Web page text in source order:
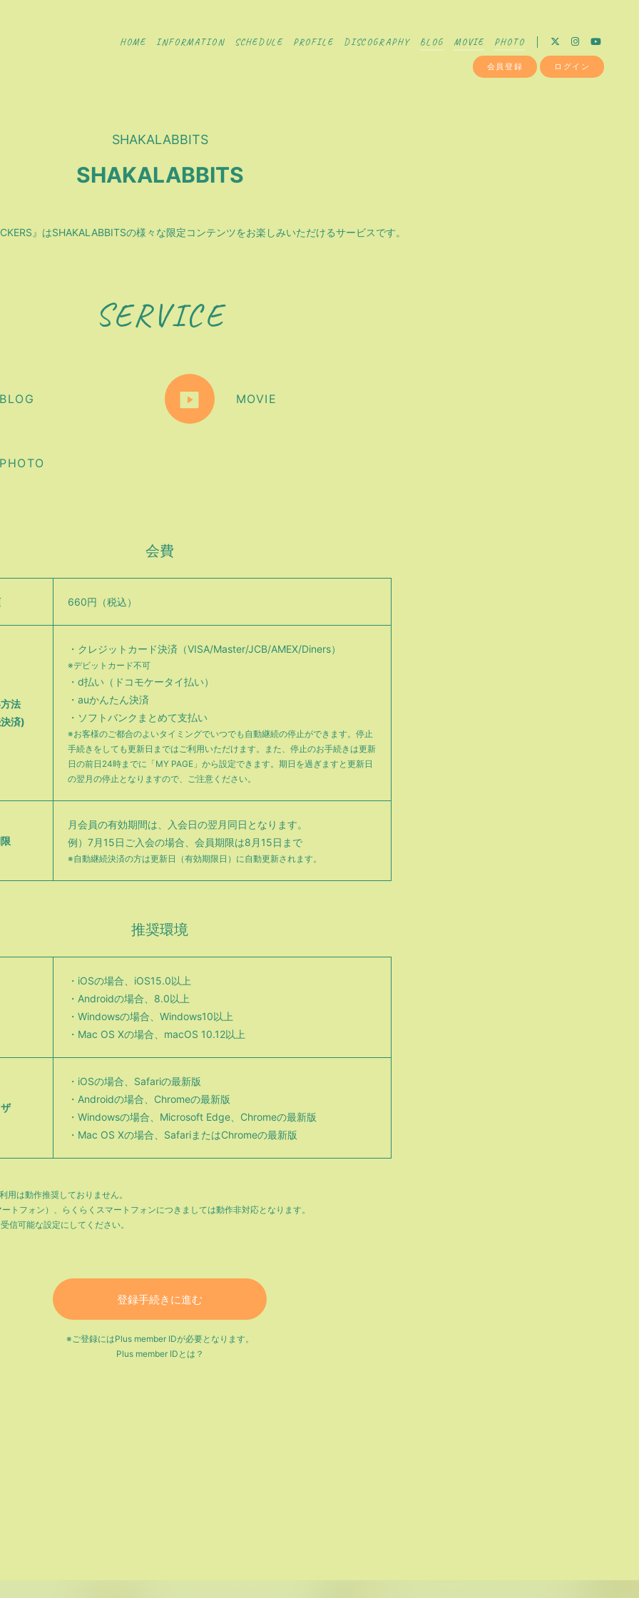
HOME INFORMATION SCHEDULE PROFILE DISCOGRAPHY BLOG MOVIE PHOTO
会員登録 ログイン
SHAKALABBITS
SHAKALABBITS
』はSHAKALABBITSの様々な限定コンテンツをお楽しみいただけるサービスです。
SERVICE
BLOG MOVIE
PHOTO
会費
660円（税込）
法
済)
・クレジットカード決済（VISA/Master/JCB/AMEX/Diners）
※デビットカード不可
・d払い（ドコモケータイ払い）
・auかんたん決済
・ソフトバンクまとめて支払い
※お客様のご都合のよいタイミングでいつでも自動継続の停止ができます。停止
手続きをしても更新日まではご利用いただけます。また、停止のお手続きは更新
日の前日24時までに「MY PAGE」から設定できます。期日を過ぎますと更新日
の翌月の停止となりますので、ご注意ください。
月会員の有効期間は、入会日の翌月同日となります。
例）7月15日ご入会の場合、会員期限は8月15日まで
※自動継続決済の方は更新日（有効期限日）に自動更新されます。
推奨環境
・iOSの場合、iOS15.0以上
・Androidの場合、8.0以上
・Windowsの場合、Windows10以上
・Mac OS Xの場合、macOS 10.12以上
・iOSの場合、Safariの最新版
・Androidの場合、Chromeの最新版
・Windowsの場合、Microsoft Edge、Chromeの最新版
・Mac OS Xの場合、SafariまたはChromeの最新版
用は動作推奨しておりません。
トフォン）、らくらくスマートフォンにつきましては動作非対応となります。
信可能な設定にしてください。
登録手続きに進む
※ご登録にはPlus member IDが必要となります。
Plus member IDとは？